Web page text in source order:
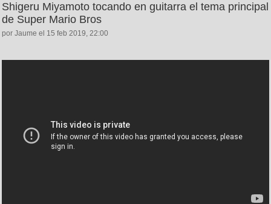
Shigeru Miyamoto tocando en guitarra el tema principal
de Super Mario Bros
por Jaume el 15 feb 2019, 22:00